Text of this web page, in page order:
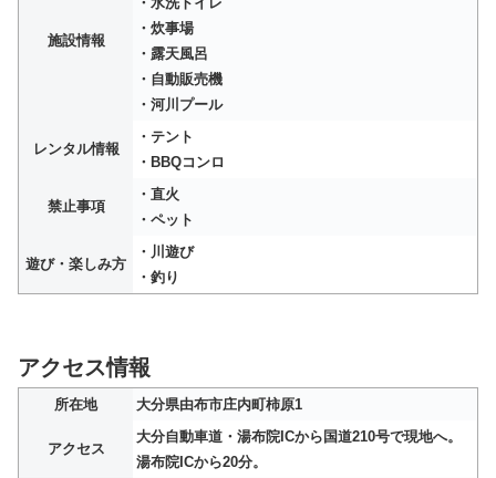
施設情報
・炊事場
・露天風呂
・自動販売機
・河川プール
レンタル情報
・テント
・BBQコンロ
禁止事項
・直火
・ペット
遊び・楽しみ方
・川遊び
・釣り
アクセス情報
所在地 大分県由布市庄内町柿原1
アクセス
大分自動車道・湯布院ICから国道210号で現地へ。
湯布院ICから20分。